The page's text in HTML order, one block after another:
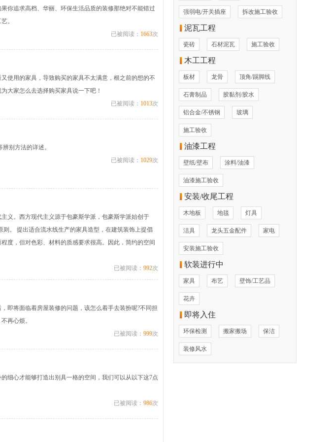
你追求高档、华丽、环保生活品质的装修那绝对不能错过
。
已被阅读： 1663次
使用的家具，导致购买的家具不太满意，根之前的想的不
大家怎么去选择购买家具说一下吧！
已被阅读： 1013次
别方法的详述。
已被阅读： 1029次
义。西方现代主义源于包豪斯学派，包豪斯学派始创于
。 提出适合流水线生产的家具造型，在建筑装饰上提倡
度，但对色彩、材料的质感要求很高。因此，简约的空间
已被阅读： 992次
即将面临着房屋装修的问题，该怎么着手去装扮呢?不同担
再心烦。
已被阅读： 999次
细心才能够打造出别具一格的空间，我们可以从以下这7点
已被阅读： 986次
强弱电/开关插座 拆改施工验收
泥瓦工程
瓷砖 石材泥瓦 施工验收
木工工程
板材 龙骨 顶角/踢脚线
石膏制品 胶黏剂/胶水
铝合金/不锈钢 玻璃
施工验收
油漆工程
壁纸/壁布 涂料/油漆
油漆施工验收
安装/收尾工程
木地板 地毯 灯具
洁具 龙头五金配件 家电
安装施工验收
软装进行中
家具 布艺 壁饰/工艺品
花卉
即将入住
环保检测 搬家搬场 保洁
装修风水